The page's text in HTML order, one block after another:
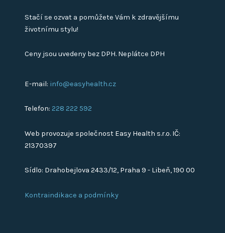
Stačí se ozvat a pomůžete Vám k zdravějšímu
životnímu stylu!
Ceny jsou uvedeny bez DPH. Neplátce DPH
E-mail: info@easyhealth.cz
Telefon:228 222 592
Web provozuje společnost Easy Health s.r.o. IČ:
21370397
Sídlo: Drahobejlova 2433/12, Praha 9 - Libeň, 190 00
Kontraindikace a podmínky